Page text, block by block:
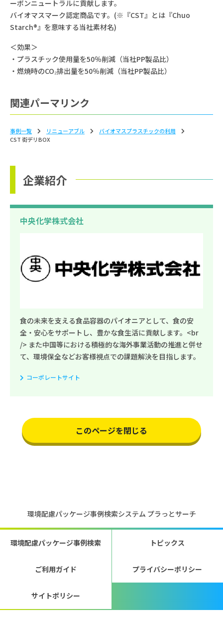
ーボンニュートラルに貢献します。
バイオマスマーク認定商品です。(※『CST』とは『Chuo
Starch®』を意味する当社素材名)
＜効果＞
・プラスチック使用量を50％削減（当社PP製品比）
・燃焼時のCO₂排出量を50％削減（当社PP製品比）
関連パーマリンク
事例一覧 リニューアブル
バイオマスプラスチックの利⽤
CST 街デリBOX
企業紹介
中央化学株式会社
食の未来を支える食品容器のパイオニアとして、食の安
全・安心をサポートし、豊かな食生活に貢献します。<br
/> また中国等における積極的な海外事業活動の推進と併せ
て、環境保全などお客様視点での課題解決を目指します。
コーポレートサイト
このページを閉じる
環境配慮パッケージ事例検索システム プラっとサーチ
環境配慮パッケージ事例検索 トピックス
ご利用ガイド プライバシーポリシー
サイトポリシー